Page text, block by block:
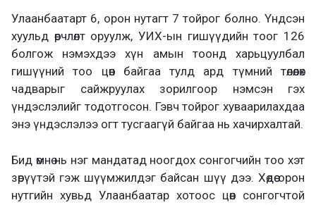
Улаанбаатарт 6, орон нутагт 7 тойрог болно. Үндсэн
хуульд өөрчлөлт оруулж, УИХ-ын гишүүдийн тоог 126
болгож нэмэхдээ хүн амын тоонд харьцуулбал
гишүүний тоо цөөн байгаа тулд ард түмний төлөөлөх
чадварыг сайжруулах зорилгоор нэмсэн гэх
үндэслэлийг тодотгосон. Гэвч тойрог хуваарилахдаа
энэ үндэслэлээ огт тусгаагүй байгаа нь хачирхалтай.
Бид өмнө нь нэг мандатад ноогдох сонгогчийн тоо хэт
зөрүүтэй гэж шүүмжилдэг байсан шүү дээ. Хөдөө орон
нутгийн хувьд Улаанбаатар хотоос цөөн сонгогчтой